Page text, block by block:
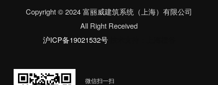
Copyright © 2024 富丽威建筑系统（上海）有限公司
All Right Received
沪ICP备19021532号
微信扫一扫